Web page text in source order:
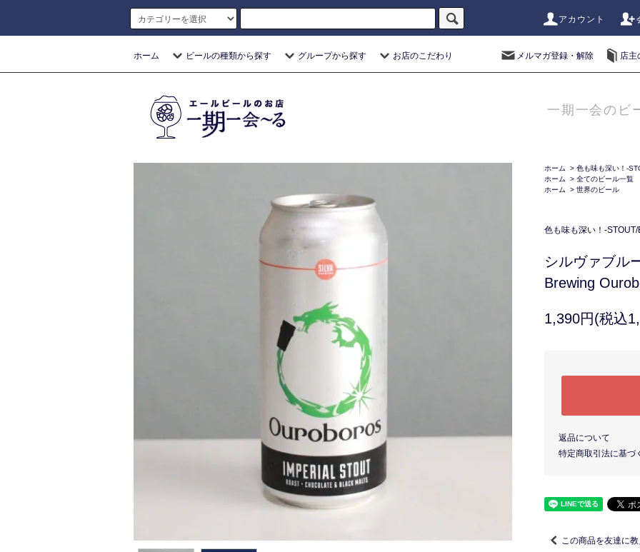
アカウント
ホーム ビールの種類から探す グループから探す お店のこだわり メルマガ登録・解除 店主
一期一会のビ
ホーム > 色も味も深い！-
ホーム
> 全てのビール一覧
ホーム
> 世界のビール
色も味も深い！-
シルヴァブル
Brewing
1,390円(税込
返品について
特定商取引法に基づ
この商品を友達に